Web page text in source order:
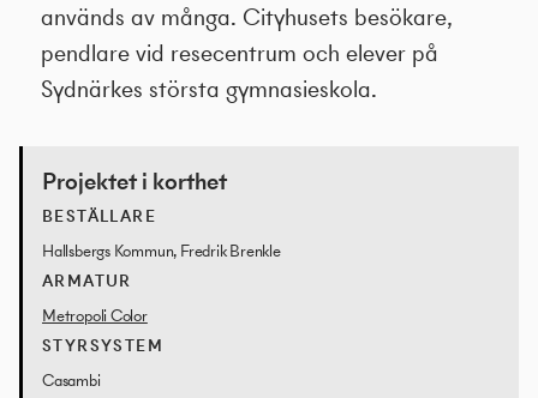
används av många. Cityhusets besökare,
pendlare vid resecentrum och elever på
Sydnärkes största gymnasieskola.
Projektet i korthet
BESTÄLLARE
Hallsbergs Kommun, Fredrik Brenkle
ARMATUR
Metropoli Color
STYRSYSTEM
Casambi